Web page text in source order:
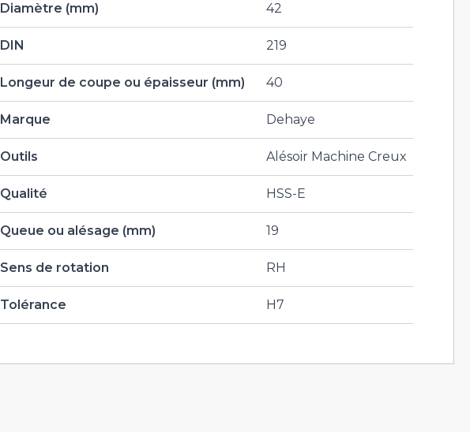
Diamètre (mm) 42
DIN 219
Longeur de coupe ou épaisseur (mm) 40
Marque Dehaye
Outils Alésoir Machine Creux
Qualité HSS-E
Queue ou alésage (mm) 19
Sens de rotation RH
Tolérance H7